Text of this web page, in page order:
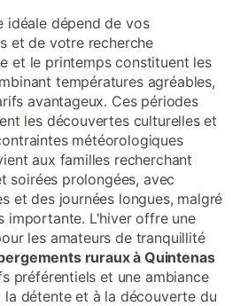
idéale dépend de vos
et de votre recherche
et le printemps constituent les
températures agréables,
avantageux. Ces périodes
les découvertes culturelles et
météorologiques
aux familles recherchant
soirées prolongées, avec
et des journées longues, malgré
importante. L'hiver offre une
les amateurs de tranquillité
ruraux à Quintenas
préférentiels et une ambiance
détente et à la découverte du